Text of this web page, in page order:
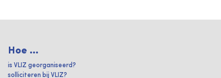
Hoe ...
is VLIZ georganiseerd?
solliciteren bij VLIZ?